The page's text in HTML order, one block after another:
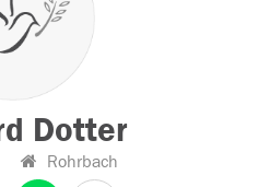
Dotter
Rohrbach